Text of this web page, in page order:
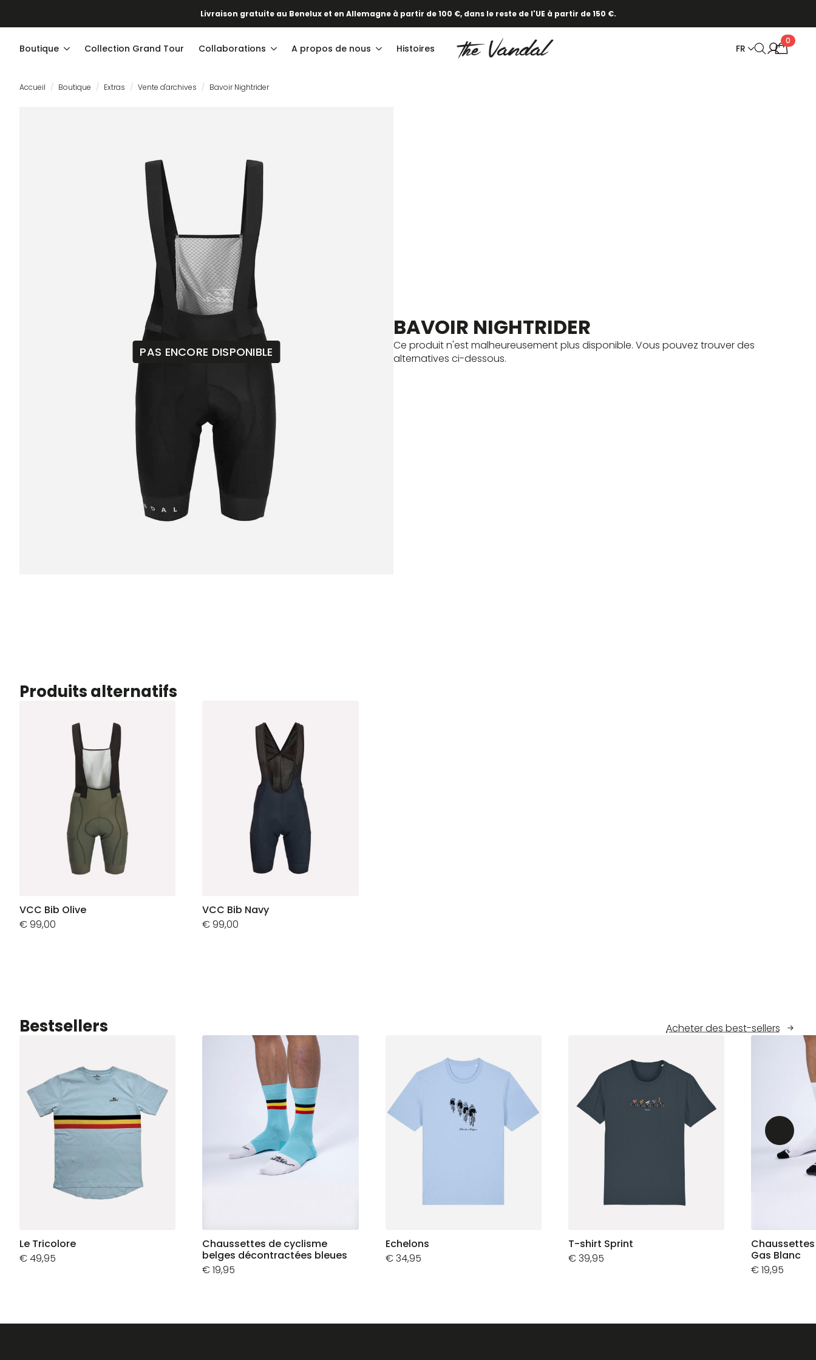
Livraison gratuite au Benelux et en Allemagne à partir de 100 €, dans le reste de l'UE à partir de 150 €.
Notre nouvelle collection printemps/été est en ligne ! ·Pour en savoir plus, cliquez ici.
Boutique Collection Grand Tour Collaborations A propos de nous Histoires FR
0
Accueil Boutique Extras Vente d'archives Bavoir Nightrider
PAS ENCORE DISPONIBLE
BAVOIR NIGHTRIDER
Ce produit n'est malheureusement plus disponible. Vous pouvez trouver des
alternatives ci-dessous.
Produits alternatifs
VCC Bib Olive
€99,00
VCC Bib Navy
€99,00
Bestsellers Acheter des best-sellers
Le Tricolore
€49,95
Chaussettes de cyclisme
belges décontractées bleues
€19,95
Echelons
€34,95
T-shirt Sprint
€39,95
Gas Blanc
€19,95